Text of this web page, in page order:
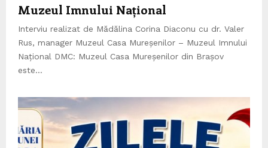
Muzeul Imnului Național
Interviu realizat de Mădălina Corina Diaconu cu dr. Valer
Rus, manager Muzeul Casa Mureșenilor – Muzeul Imnului
Național DMC: Muzeul Casa Mureșenilor din Brașov
este...